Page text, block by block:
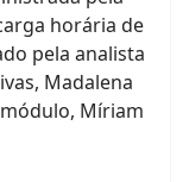
horária de
pela analista
Madalena
Míriam